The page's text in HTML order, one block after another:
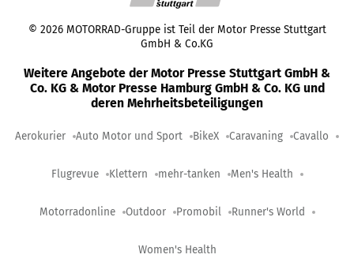
© 2026 MOTORRAD-Gruppe ist Teil der Motor Presse Stuttgart
GmbH & Co.KG
Weitere Angebote der Motor Presse Stuttgart GmbH &
Co. KG & Motor Presse Hamburg GmbH & Co. KG und
deren Mehrheitsbeteiligungen
Aerokurier Auto Motor und Sport BikeX Caravaning Cavallo
Flugrevue Klettern mehr-tanken Men's Health
Motorradonline Outdoor Promobil Runner's World
Women's Health